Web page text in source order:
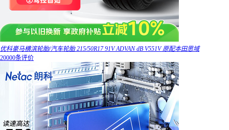
优科豪马横滨轮胎/汽车轮胎 215/50R17 91V ADVAN dB V551V 原配本田思域
20000条评价